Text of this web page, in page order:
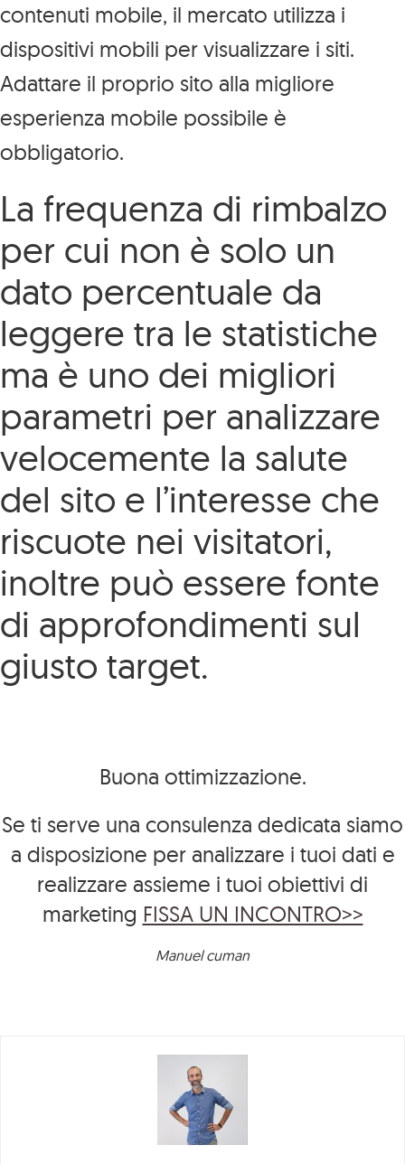
contenuti mobile, il mercato utilizza i
dispositivi mobili per visualizzare i siti.
Adattare il proprio sito alla migliore
esperienza mobile possibile è
obbligatorio.
La frequenza di rimbalzo
per cui non è solo un
dato percentuale da
leggere tra le statistiche
ma è uno dei migliori
parametri per analizzare
velocemente la salute
del sito e l’interesse che
riscuote nei visitatori,
inoltre può essere fonte
di approfondimenti sul
giusto target.
Buona ottimizzazione.
Se ti serve una consulenza dedicata siamo
a disposizione per analizzare i tuoi dati e
realizzare assieme i tuoi obiettivi di
marketing FISSA UN INCONTRO>>
Manuel cuman